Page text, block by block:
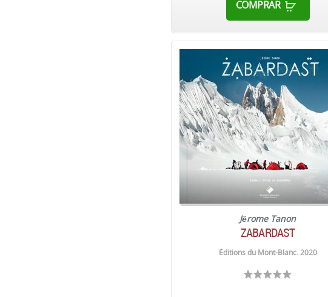
COMPRAR
Jêrome Tanon
ZABARDAST
Éditions du Mont-Blanc. 2020